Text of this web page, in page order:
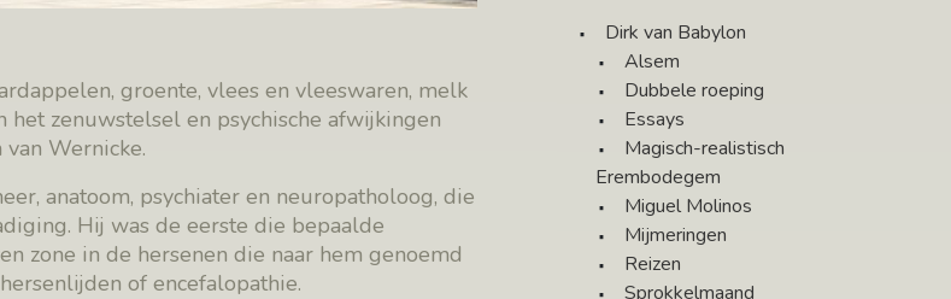
groente, vlees en vleeswaren, melk
zenuwstelsel en psychische afwijkingen
Wernicke.
anatoom, psychiater en neuropatholoog, die
Hij was de eerste die bepaalde
zone in de hersenen die naar hem genoemd
of encefalopathie.
Dirk van Babylon
Alsem
Dubbele roeping
Essays
Magisch-realistisch
Erembodegem
Miguel Molinos
Mijmeringen
Reizen
Sprokkelmaand